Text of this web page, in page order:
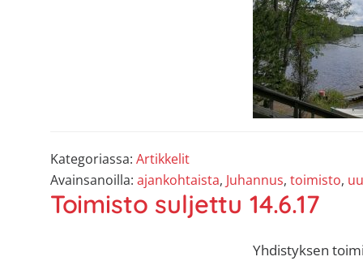
Kategoriassa: Artikkelit
Avainsanoilla: ajankohtaista, Juhannus, toimisto,
Toimisto suljettu 14.6.17
Yhdistyksen